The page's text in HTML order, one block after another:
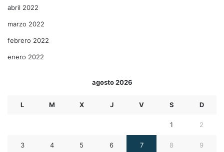
abril 2022
marzo 2022
febrero 2022
enero 2022
agosto 2026
L M X J V S D
1 2
3 4 5 6 7 8 9